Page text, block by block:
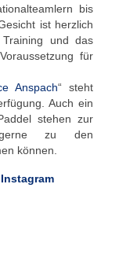
bis
ist herzlich
und das
für
Anspach“ steht
Auch ein
stehen zur
gerne zu den
können.
Instagram